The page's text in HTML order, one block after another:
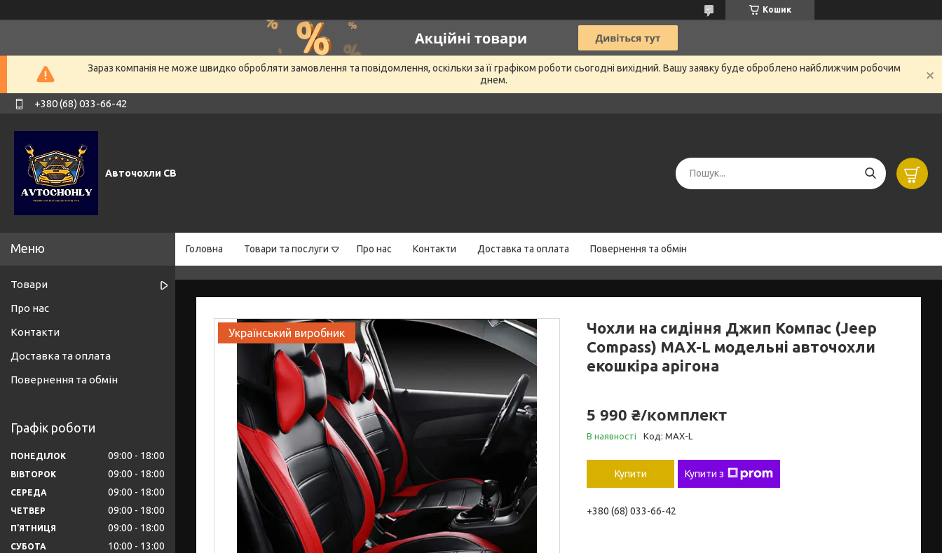
Кошик
Зараз компанія не може швидко обробляти замовлення та повідомлення, оскільки за її графіком роботи сьогодні вихідний. Вашу заявку буде оброблено найближчим робочим
днем.
+380 (68) 033-66-42
Авточохли СВ
Головна Товари та послуги Про нас Контакти Доставка та оплата Повернення та обмін
Український виробник
Чохли на сидіння Джип Компас (Jeep
Compass) MAX-L модельні авточохли
екошкіра арігона
5 990 ₴/комплект
В наявності Код: MAX-L
Купити Купити з
+380 (68) 033-66-42
Товари
Про нас
Контакти
Доставка та оплата
Повернення та обмін
Графік роботи
ПОНЕДІЛОК 09:00 18:00
ВІВТОРОК 09:00 18:00
СЕРЕДА 09:00 18:00
ЧЕТВЕР 09:00 18:00
ПʼЯТНИЦЯ 09:00 18:00
СУБОТА 10:00 13:00